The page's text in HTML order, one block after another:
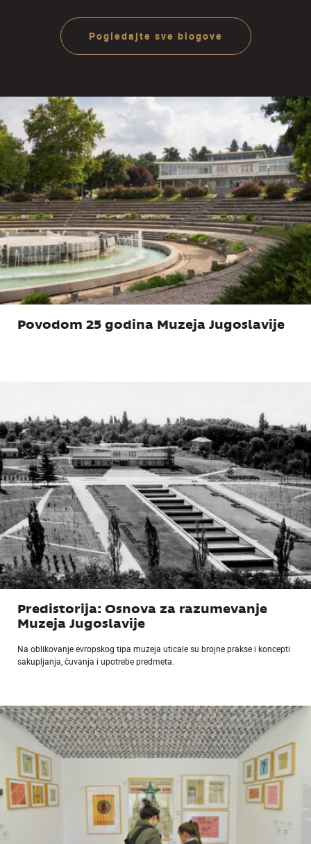
Pogledajte sve blogove
Povodom 25 godina Muzeja Jugoslavije
Predistorija: Osnova za razumevanje
Muzeja Jugoslavije
Na oblikovanje evropskog tipa muzeja uticale su brojne prakse i koncepti
sakupljanja, čuvanja i upotrebe predmeta.